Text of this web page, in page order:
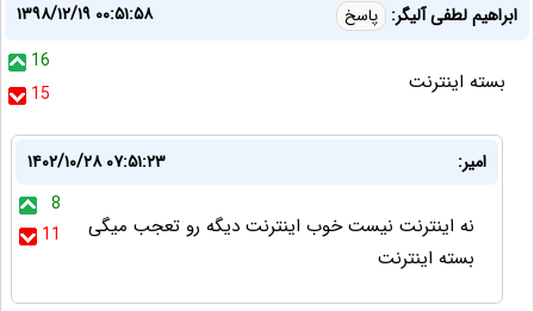
ابراهیم لطفی آلیگر: پاسخ
۱۳۹۸/۱۲/۱۹ ۰۰:۵۱:۵۸
16
15
بسته اینترنت
امیر:
۱۴۰۲/۱۰/۲۸ ۰۷:۵۱:۲۳
8
11
نه اینترنت نیست خوب اینترنت دیگه رو تعجب میگی
بسته اینترنت